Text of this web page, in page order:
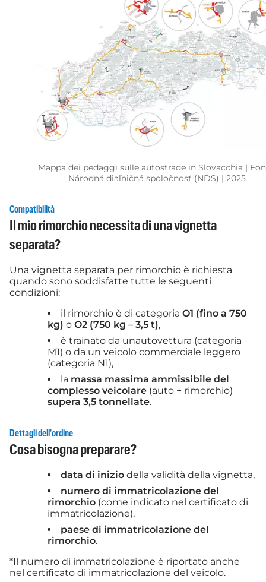
Mappa dei pedaggi sulle autostrade in Slovacchia |
Národná diaľničná spoločnosť (NDS) | 2025
Compatibilità
Il mio rimorchio necessita di una vignetta
separata?
Una vignetta separata per rimorchio è richiesta
quando sono soddisfatte tutte le seguenti
condizioni:
il rimorchio è di categoria O1 (fino a 750
kg) o O2 (750 kg – 3,5 t),
è trainato da unautovettura (categoria
M1) o da un veicolo commerciale leggero
(categoria N1),
la massa massima ammissibile del
complesso veicolare (auto + rimorchio)
supera 3,5 tonnellate.
Dettagli dell'ordine
Cosa bisogna preparare?
data di inizio della validità della vignetta,
numero di immatricolazione del
rimorchio (come indicato nel certificato di
immatricolazione),
paese di immatricolazione del
rimorchio.
*Il numero di immatricolazione è riportato anche
nel certificato di immatricolazione del veicolo.